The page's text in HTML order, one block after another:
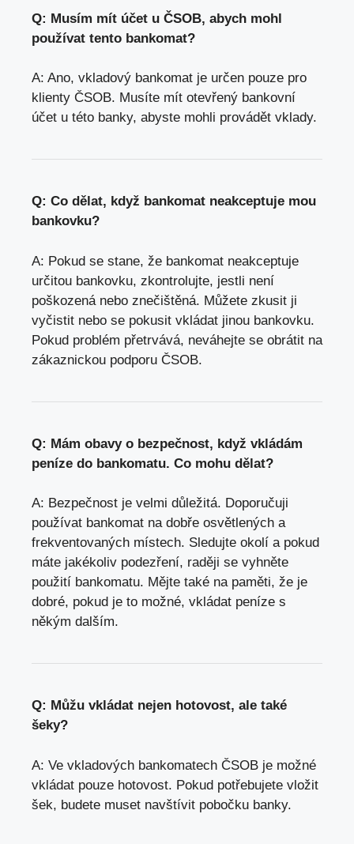
Q: Musím mít účet u ČSOB, abych mohl
používat tento bankomat?
A: Ano, vkladový bankomat je určen pouze pro
klienty ČSOB. Musíte mít otevřený bankovní
účet u této banky, abyste mohli provádět vklady.
Q: Co dělat, když bankomat neakceptuje mou
bankovku?
A: Pokud se stane, že bankomat neakceptuje
určitou bankovku, zkontrolujte, jestli není
poškozená nebo znečištěná. Můžete zkusit ji
vyčistit nebo se pokusit vkládat jinou bankovku.
Pokud problém přetrvává, neváhejte se obrátit na
zákaznickou podporu ČSOB.
Q: Mám obavy o bezpečnost, když vkládám
peníze do bankomatu. Co mohu dělat?
A: Bezpečnost je velmi důležitá. Doporučuji
používat bankomat na dobře osvětlených a
frekventovaných místech. Sledujte okolí a pokud
máte jakékoliv podezření, raději se vyhněte
použití bankomatu. Mějte také na paměti, že je
dobré, pokud je to možné, vkládat peníze s
někým dalším.
Q: Můžu vkládat nejen hotovost, ale také
šeky?
A: Ve vkladových bankomatech ČSOB je možné
vkládat pouze hotovost. Pokud potřebujete vložit
šek, budete muset navštívit pobočku banky.